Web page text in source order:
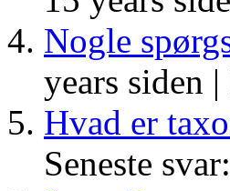
Nogle
years siden |
Hvad er
Seneste